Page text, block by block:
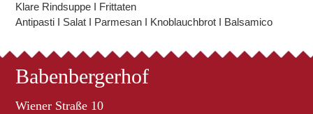
Klare Rindsuppe I Frittaten
Antipasti I Salat I Parmesan I Knoblauchbrot I Balsamico
Babenbergerhof
Wiener Straße 10